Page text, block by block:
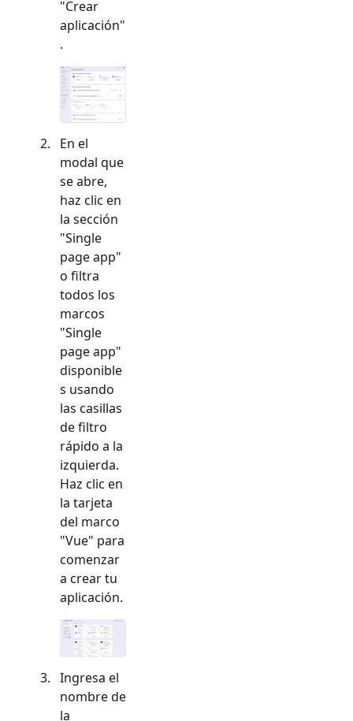
"Crear
aplicación"
.
En el
modal que
se abre,
haz clic en
la sección
"Single
page app"
o filtra
todos los
marcos
"Single
page app"
disponible
s usando
las casillas
de filtro
rápido a la
izquierda.
Haz clic en
la tarjeta
del marco
"Vue" para
comenzar
a crear tu
aplicación.
Ingresa el
nombre de
la